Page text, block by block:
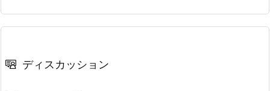
ディスカッション